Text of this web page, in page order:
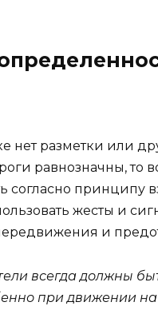
нет разметки или
равнозначны, то
согласно принципу
жесты и
и
всегда должны
при движении